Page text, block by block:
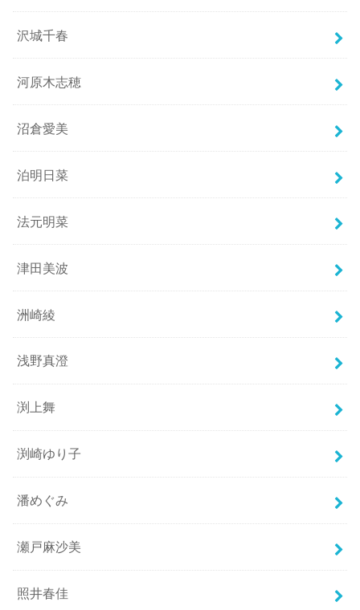
沢城千春
河原木志穂
沼倉愛美
泊明日菜
法元明菜
津田美波
洲崎綾
浅野真澄
渕上舞
渕崎ゆり子
潘めぐみ
瀬戸麻沙美
照井春佳